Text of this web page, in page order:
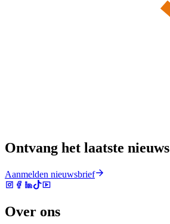
Ontvang het laatste nieuws
Aanmelden nieuwsbrief
Over ons